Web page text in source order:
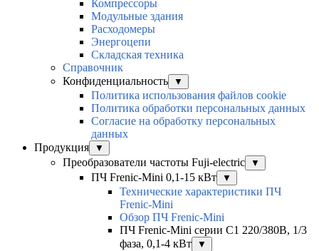
Компрессоры
Модульные здания
Расходомеры
Энергоцепи
Складская техника
Справочник
Конфиденциальность
▼
Политика использования файлов cookie
Политика обработки персональных данных
Согласие на обработку персональных
данных
Продукция
▼
Преобразователи частоты Fuji-electric ▼
ПЧ Frenic-Mini 0,1-15 кВт ▼
Технические характеристики ПЧ
Frenic-Mini
Обзор ПЧ Frenic-Mini
ПЧ Frenic-Mini серии C1 220/380В, 1/3
фаза, 0,1-4 кВт
▼